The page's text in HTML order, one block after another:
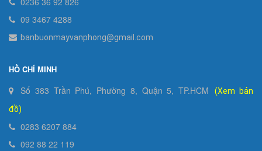
09 3467 4288
banbuonmayvanphong@gmail.com
HỒ CHÍ MINH
Số 383 Trần Phú, Phường 8, Quận 5, TP.HCM
(Xem bản
đồ)
0283 6207 884
092 88 22 119